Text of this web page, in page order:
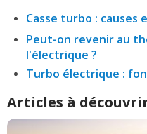
Casse turbo : causes
Peut-on revenir au
l'électrique ?
Turbo électrique :
Articles à